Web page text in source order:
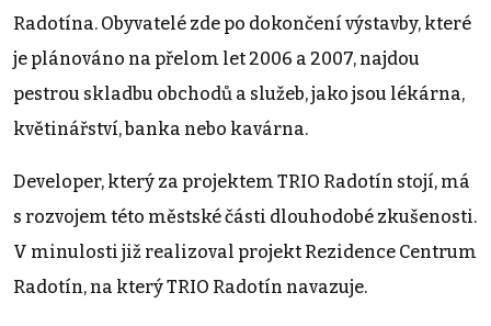
Radotína. Obyvatelé zde po dokončení výstavby, které
je plánováno na přelom let 2006 a 2007, najdou
pestrou skladbu obchodů a služeb, jako jsou lékárna,
květinářství, banka nebo kavárna.
Developer, který za projektem TRIO Radotín stojí, má
s rozvojem této městské části dlouhodobé zkušenosti.
V minulosti již realizoval projekt Rezidence Centrum
Radotín, na který TRIO Radotín navazuje.